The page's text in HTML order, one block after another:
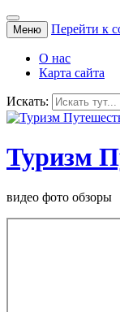
Меню Перейти к
О нас
Карта сайта
Искать:
Туризм
видео фото обзоры